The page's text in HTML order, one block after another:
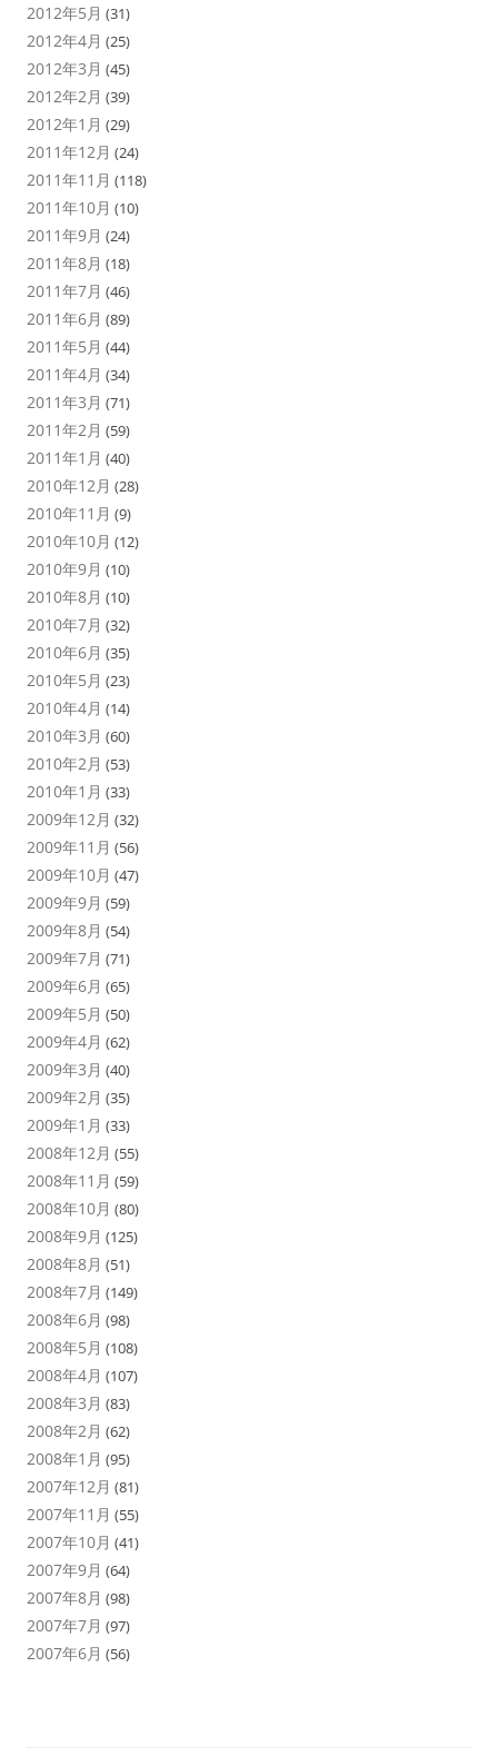
2012年5月 (31)
2012年4月 (25)
2012年3月 (45)
2012年2月 (39)
2012年1月 (29)
2011年12月 (24)
2011年11月 (118)
2011年10月 (10)
2011年9月 (24)
2011年8月 (18)
2011年7月 (46)
2011年6月 (89)
2011年5月 (44)
2011年4月 (34)
2011年3月 (71)
2011年2月 (59)
2011年1月 (40)
2010年12月 (28)
2010年11月 (9)
2010年10月 (12)
2010年9月 (10)
2010年8月 (10)
2010年7月 (32)
2010年6月 (35)
2010年5月 (23)
2010年4月 (14)
2010年3月 (60)
2010年2月 (53)
2010年1月 (33)
2009年12月 (32)
2009年11月 (56)
2009年10月 (47)
2009年9月 (59)
2009年8月 (54)
2009年7月 (71)
2009年6月 (65)
2009年5月 (50)
2009年4月 (62)
2009年3月 (40)
2009年2月 (35)
2009年1月 (33)
2008年12月 (55)
2008年11月 (59)
2008年10月 (80)
2008年9月 (125)
2008年8月 (51)
2008年7月 (149)
2008年6月 (98)
2008年5月 (108)
2008年4月 (107)
2008年3月 (83)
2008年2月 (62)
2008年1月 (95)
2007年12月 (81)
2007年11月 (55)
2007年10月 (41)
2007年9月 (64)
2007年8月 (98)
2007年7月 (97)
2007年6月 (56)